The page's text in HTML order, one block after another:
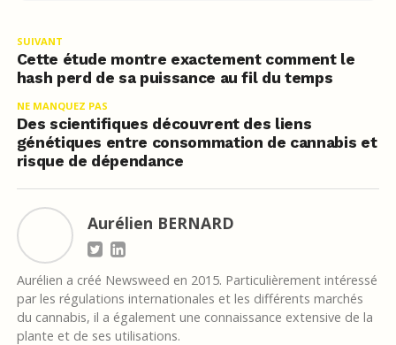
SUIVANT
Cette étude montre exactement comment le
hash perd de sa puissance au fil du temps
NE MANQUEZ PAS
Des scientifiques découvrent des liens
génétiques entre consommation de cannabis et
risque de dépendance
Aurélien BERNARD
Aurélien a créé Newsweed en 2015. Particulièrement intéressé
par les régulations internationales et les différents marchés
du cannabis, il a également une connaissance extensive de la
plante et de ses utilisations.